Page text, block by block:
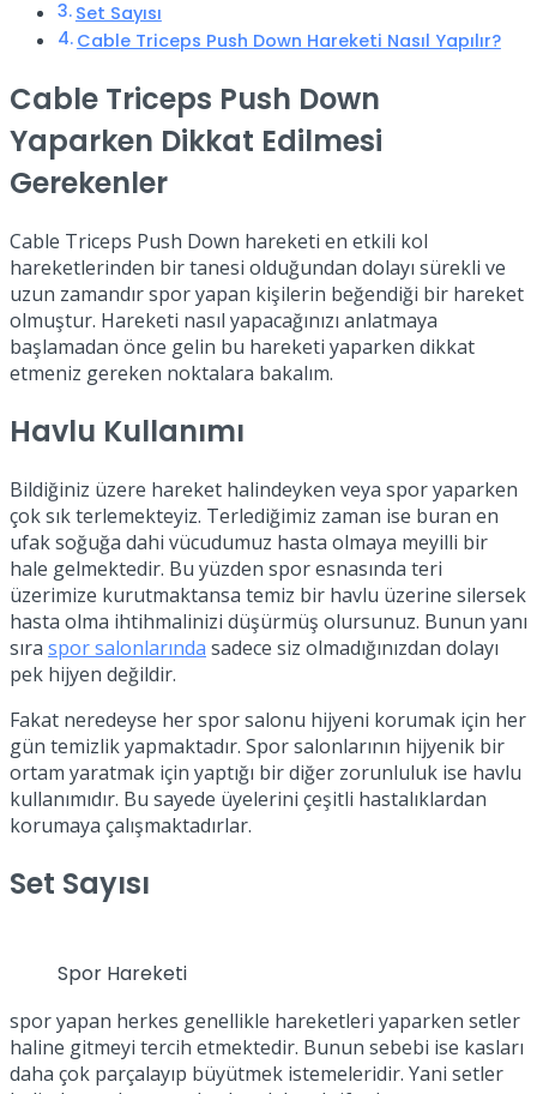
Set Sayısı
Cable Triceps Push Down Hareketi Nasıl Yapılır?
Cable Triceps Push Down
Yaparken Dikkat Edilmesi
Gerekenler
Cable Triceps Push Down hareketi en etkili kol
hareketlerinden bir tanesi olduğundan dolayı sürekli ve
uzun zamandır spor yapan kişilerin beğendiği bir hareket
olmuştur. Hareketi nasıl yapacağınızı anlatmaya
başlamadan önce gelin bu hareketi yaparken dikkat
etmeniz gereken noktalara bakalım.
Havlu Kullanımı
Bildiğiniz üzere hareket halindeyken veya spor yaparken
çok sık terlemekteyiz. Terlediğimiz zaman ise buran en
ufak soğuğa dahi vücudumuz hasta olmaya meyilli bir
hale gelmektedir. Bu yüzden spor esnasında teri
üzerimize kurutmaktansa temiz bir havlu üzerine silersek
hasta olma ihtihmalinizi düşürmüş olursunuz. Bunun yanı
sıra spor salonlarında sadece siz olmadığınızdan dolayı
pek hijyen değildir.
Fakat neredeyse her spor salonu hijyeni korumak için her
gün temizlik yapmaktadır. Spor salonlarının hijyenik bir
ortam yaratmak için yaptığı bir diğer zorunluluk ise havlu
kullanımıdır. Bu sayede üyelerini çeşitli hastalıklardan
korumaya çalışmaktadırlar.
Set Sayısı
Spor Hareketi
spor yapan herkes genellikle hareketleri yaparken setler
haline gitmeyi tercih etmektedir. Bunun sebebi ise kasları
daha çok parçalayıp büyütmek istemeleridir. Yani setler